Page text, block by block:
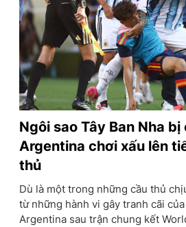
Ngôi sao Tây Ban Nha
Argentina chơi xấu lên
thủ
Dù là một trong những cầu thủ
từ những hành vi gây tranh cãi
Argentina sau trận chung kết